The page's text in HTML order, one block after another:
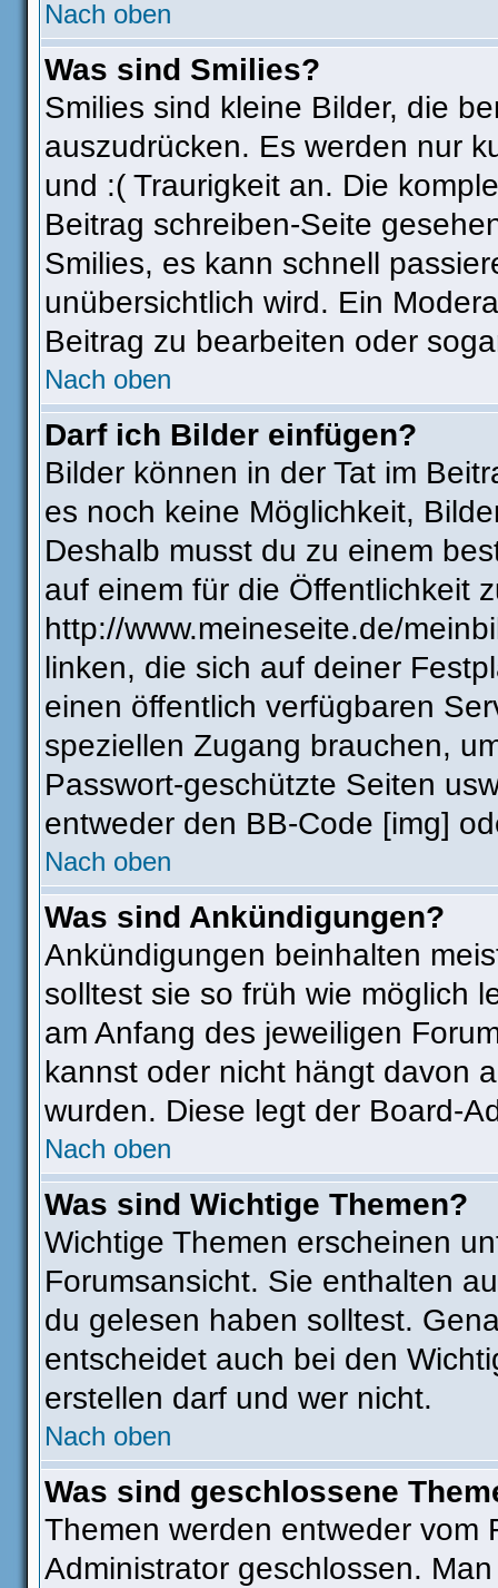
Nach oben
Was sind Smilies?
Smilies sind kleine Bilder, die
auszudrücken. Es werden nur
und :( Traurigkeit an. Die
Beitrag schreiben-Seite
Smilies, es kann schnell
unübersichtlich wird. Ein
Beitrag zu bearbeiten oder
Nach oben
Darf ich Bilder einfügen?
Bilder können in der Tat im
es noch keine Möglichkeit,
Deshalb musst du zu einem
auf einem für die Öffentlichkeit
http://www.meineseite.de/
linken, die sich auf deiner
einen öffentlich verfügbaren
speziellen Zugang brauchen,
Passwort-geschützte Seiten
entweder den BB-Code [img]
Nach oben
Was sind Ankündigungen?
Ankündigungen beinhalten
solltest sie so früh wie möglich
am Anfang des jeweiligen
kannst oder nicht hängt davon
wurden. Diese legt der Board-
Nach oben
Was sind Wichtige Themen?
Wichtige Themen erscheinen
Forumsansicht. Sie enthalten
du gelesen haben solltest.
entscheidet auch bei den
erstellen darf und wer nicht.
Nach oben
Was sind geschlossene
Themen werden entweder vom
Administrator geschlossen.